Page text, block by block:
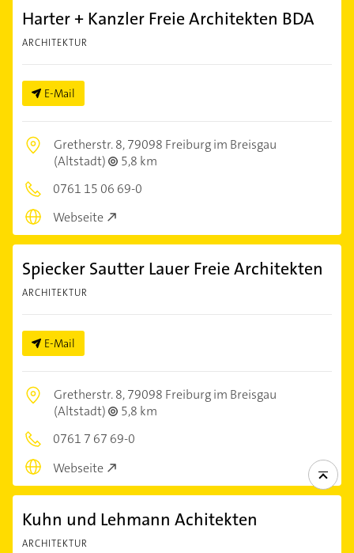
Harter + Kanzler Freie Architekten BDA
ARCHITEKTUR
E-Mail
Gretherstr. 8,79098 Freiburg im Breisgau
(Altstadt)
5,8 km
0761 15 06 69-0
Webseite
Spiecker Sautter Lauer Freie Architekten
ARCHITEKTUR
E-Mail
Gretherstr. 8,79098 Freiburg im Breisgau
(Altstadt)
5,8 km
0761 7 67 69-0
Webseite
Kuhn und Lehmann Achitekten
ARCHITEKTUR